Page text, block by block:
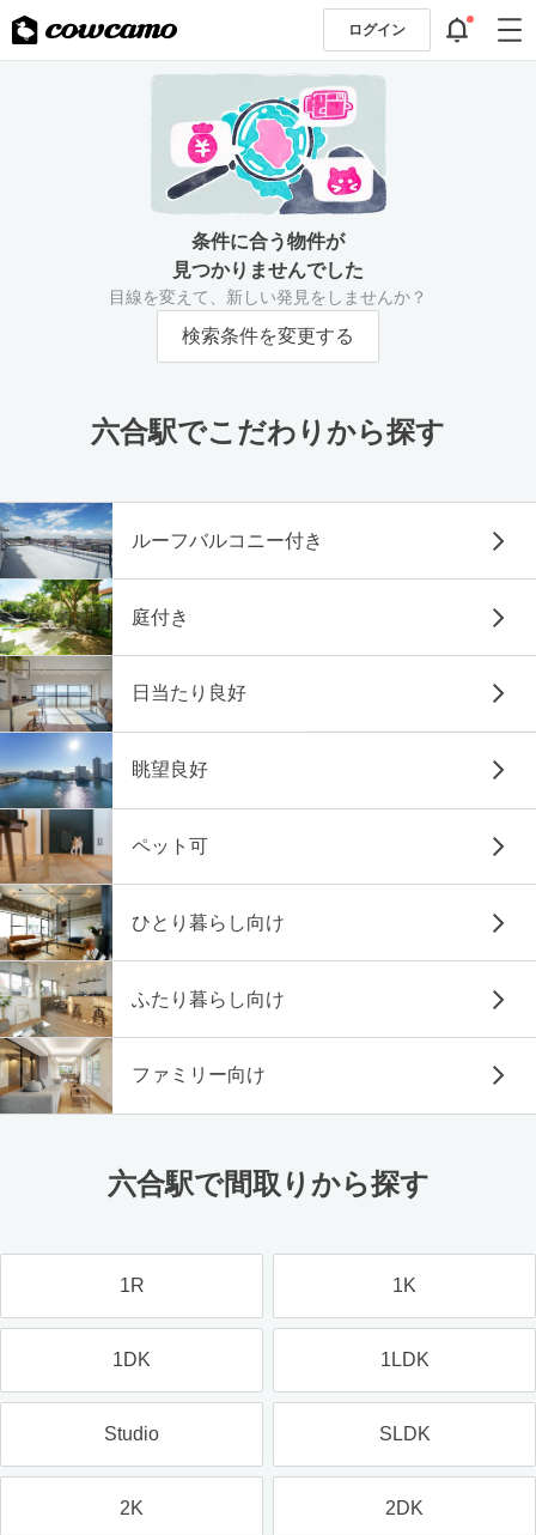
ログイン
条件に合う物件が
見つかりませんでした
目線を変えて、新しい発見をしませんか？
検索条件を変更する
六合駅でこだわりから探す
ルーフバルコニー付き
庭付き
日当たり良好
眺望良好
ペット可
ひとり暮らし向け
ふたり暮らし向け
ファミリー向け
六合駅で間取りから探す
1R 1K
1DK 1LDK
Studio SLDK
2K 2DK